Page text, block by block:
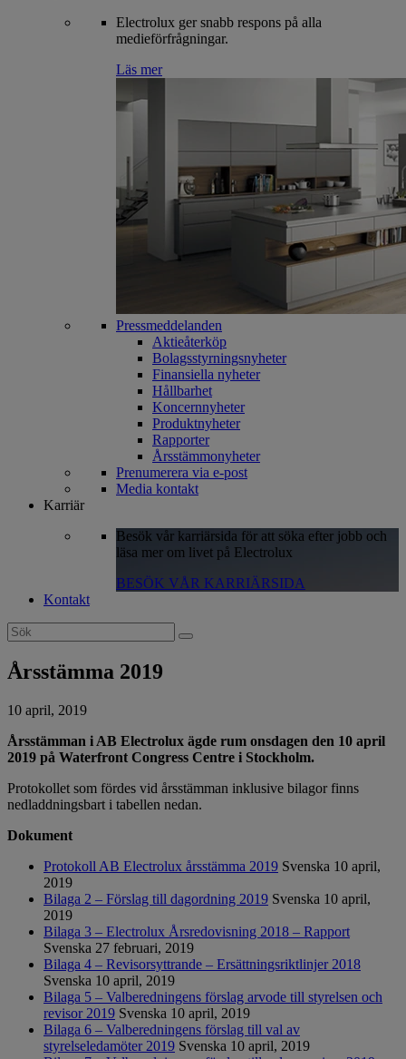
Electrolux ger snabb respons på alla
medieförfrågningar.
Läs mer
Pressmeddelanden
Aktieåterköp
Bolagsstyrningsnyheter
Finansiella nyheter
Hållbarhet
Koncernnyheter
Produktnyheter
Rapporter
Årsstämmonyheter
Prenumerera via e-post
Media kontakt
Karriär
Besök vår karriärsida för att söka efter jobb och
läsa mer om livet på Electrolux
BESÖK VÅR KARRIÄRSIDA
Kontakt
Search
for:
Årsstämma 2019
10 april, 2019
Årsstämman i AB Electrolux ägde rum onsdagen den 10 april
2019 på Waterfront Congress Centre i Stockholm.
Protokollet som fördes vid årsstämman inklusive bilagor finns
nedladdningsbart i tabellen nedan.
Dokument
Protokoll AB Electrolux årsstämma 2019 Svenska 10 april,
2019
Bilaga 2 – Förslag till dagordning 2019 Svenska 10 april,
2019
Bilaga 3 – Electrolux Årsredovisning 2018 – Rapport
Svenska 27 februari, 2019
Bilaga 4 – Revisorsyttrande – Ersättningsriktlinjer 2018
Svenska 10 april, 2019
Bilaga 5 – Valberedningens förslag arvode till styrelsen och
revisor 2019 Svenska 10 april, 2019
Bilaga 6 – Valberedningens förslag till val av
styrelseledamöter 2019 Svenska 10 april, 2019